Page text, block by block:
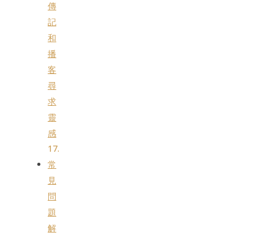
傳
記
和
播
客
尋
求
靈
感
常
見
問
題
解